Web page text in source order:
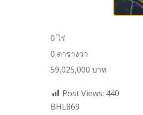
0 ไร่
0 ตารางวา
59,025,000 บาท
Post Views: 440
BHL869